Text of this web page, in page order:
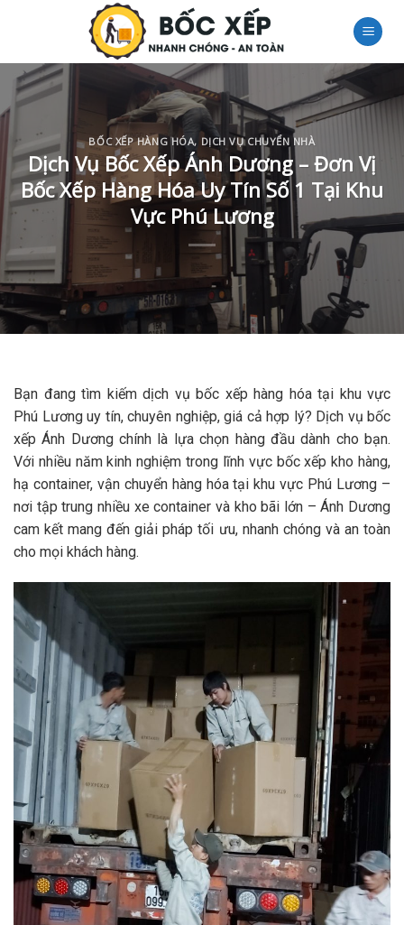
BỐC XẾP HÀNG HÓA, DỊCH VỤ CHUYỂN NHÀ
Dịch Vụ Bốc Xếp Ánh Dương – Đơn Vị
Bốc Xếp Hàng Hóa Uy Tín Số 1 Tại Khu
Vực Phú Lương
Bạn đang tìm kiếm dịch vụ bốc xếp hàng hóa tại khu vực
Phú Lương uy tín, chuyên nghiệp, giá cả hợp lý? Dịch vụ bốc
xếp Ánh Dương chính là lựa chọn hàng đầu dành cho bạn.
Với nhiều năm kinh nghiệm trong lĩnh vực bốc xếp kho hàng,
hạ container, vận chuyển hàng hóa tại khu vực Phú Lương –
nơi tập trung nhiều xe container và kho bãi lớn – Ánh Dương
cam kết mang đến giải pháp tối ưu, nhanh chóng và an toàn
cho mọi khách hàng.